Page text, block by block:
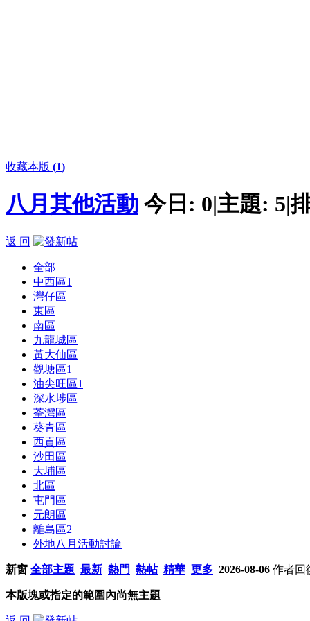
收藏本版 (1)
八月其他活動 今日: 0|主題: 5|
返 回
全部
中西區1
灣仔區
東區
南區
九龍城區
黃大仙區
觀塘區1
油尖旺區1
深水埗區
荃灣區
葵青區
西貢區
沙田區
大埔區
北區
屯門區
元朗區
離島區2
外地八月活動討論
新窗 全部主題 最新 熱門 熱帖 精華 更多 2026-08-06 作者回
本版塊或指定的範圍內尚無主題